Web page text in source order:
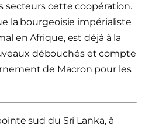
secteurs cette coopération.
la bourgeoisie impérialiste
en Afrique, est déjà à la
débouchés et compte
de Macron pour les
sud du Sri Lanka, à